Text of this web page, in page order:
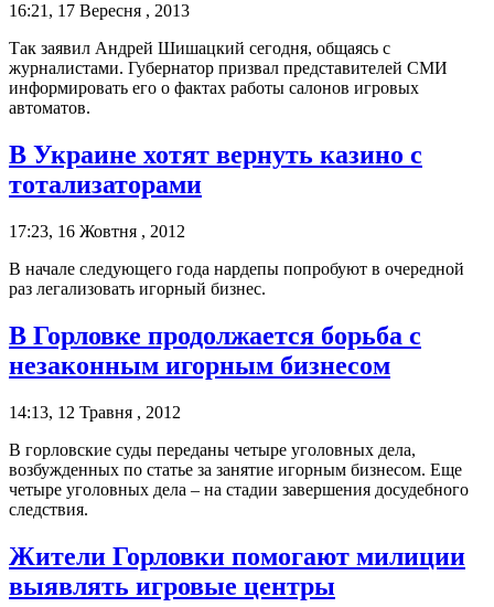
16:21, 17 Вересня , 2013
Так заявил Андрей Шишацкий сегодня, общаясь с
журналистами. Губернатор призвал представителей СМИ
информировать его о фактах работы салонов игровых
автоматов.
В Украине хотят вернуть казино с
тотализаторами
17:23, 16 Жовтня , 2012
В начале следующего года нардепы попробуют в очередной
раз легализовать игорный бизнес.
В Горловке продолжается борьба с
незаконным игорным бизнесом
14:13, 12 Травня , 2012
В горловские суды переданы четыре уголовных дела,
возбужденных по статье за занятие игорным бизнесом. Еще
четыре уголовных дела – на стадии завершения досудебного
следствия.
Жители Горловки помогают милиции
выявлять игровые центры